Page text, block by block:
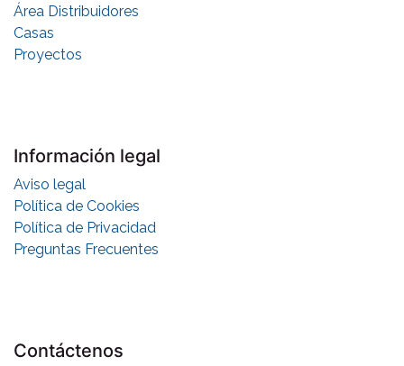
Área Distribuidores
Casas
Proyectos
Información legal
Aviso legal
Política de Cookies
Política de Privacidad
Preguntas Frecuentes
Contáctenos